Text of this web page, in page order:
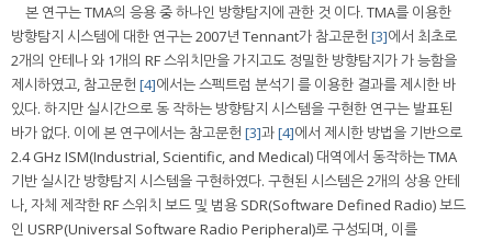
본 연구는 TMA의 응용 중 하나인 방향탐지에 관한 것 이다. TMA를 이용한
방향탐지 시스템에 대한 연구는 2007년 Tennant가 참고문헌 [3]에서 최초로
2개의 안테나 와 1개의 RF 스위치만을 가지고도 정밀한 방향탐지가 가 능함을
제시하였고, 참고문헌 [4]에서는 스펙트럼 분석기 를 이용한 결과를 제시한 바
있다. 하지만 실시간으로 동 작하는 방향탐지 시스템을 구현한 연구는 발표된
바가 없다. 이에 본 연구에서는 참고문헌 [3]과[4]에서 제시한 방법을 기반으로
2.4 GHz ISM(Industrial, Scientific, and Medical) 대역에서 동작하는 TMA
기반 실시간 방향탐지 시스템을 구현하였다. 구현된 시스템은 2개의 상용 안테
나, 자체 제작한 RF 스위치 보드 및 범용 SDR(Software Defined Radio) 보드
인 USRP(Universal Software Radio Peripheral)로 구성되며, 이를